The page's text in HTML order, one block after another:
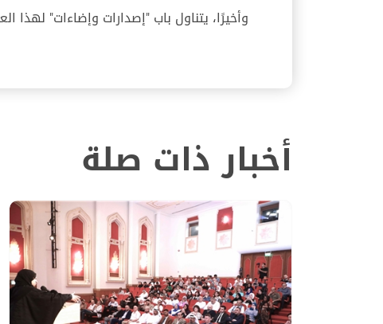
وأخيرًا، يتناول باب "إصدارات وإضاءات"
أخبار ذات صلة